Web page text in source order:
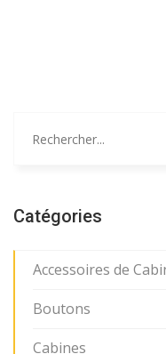
Catégories
Accessoires de
Boutons
Cabines